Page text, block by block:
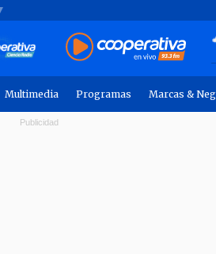
Multimedia Programas Marcas &